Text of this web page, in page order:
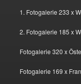
1. Fotogalerie 233 x
2. Fotogalerie 185 x
Fotogalerie 320 x
Fotogalerie 169 x